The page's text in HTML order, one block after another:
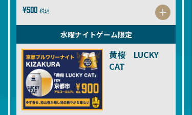
¥500 税込
水曜ナイトゲーム限定
黄桜 LUCKY
CAT